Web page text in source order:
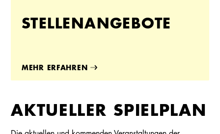
STELLENANGEBOTE
MEHR ERFAHREN
AKTUELLER SPIELPLAN